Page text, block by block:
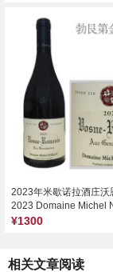
¥1300
相关文章阅读